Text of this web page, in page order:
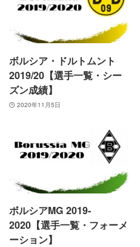
ボルシア・ドルトムント
2019/20【選手一覧・シー
ズン成績】
2020年11月5日
ボルシアMG 2019-
2020【選手一覧・フォーメ
ーション】